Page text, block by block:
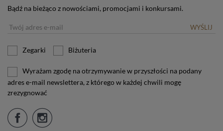
Bądź na bieżąco z nowościami, promocjami i konkursami.
WYŚLIJ
Zegarki Biżuteria
Wyrażam zgodę na otrzymywanie w przyszłości na podany
adres e-mail newslettera, z którego w każdej chwili mogę
zrezygnować